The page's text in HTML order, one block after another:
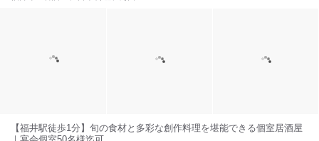
【福井駅徒歩1分】旬の食材と多彩な創作料理を堪能できる個室居酒屋